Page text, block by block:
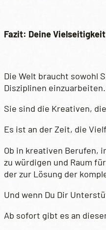
Fazit: Deine
Die Welt braucht sowohl
Disziplinen einzuarbeiten.
Sie sind die Kreativen,
Es ist an der Zeit, die
Ob in kreativen Berufen,
zu würdigen und Raum
der zur Lösung der
Und wenn Du Dir
Ab sofort gibt es an